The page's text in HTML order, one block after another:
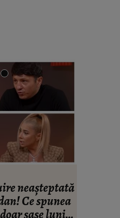
neașteptată
Ce spunea
șase luni